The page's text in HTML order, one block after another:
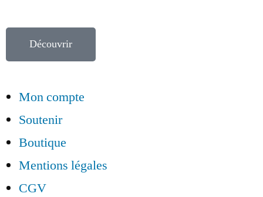
Découvrir
Mon compte
Soutenir
Boutique
Mentions légales
CGV